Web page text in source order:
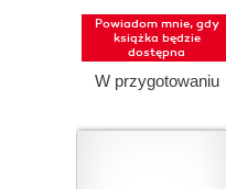
Powiadom mnie, gdy
książka będzie
dostępna
W przygotowaniu